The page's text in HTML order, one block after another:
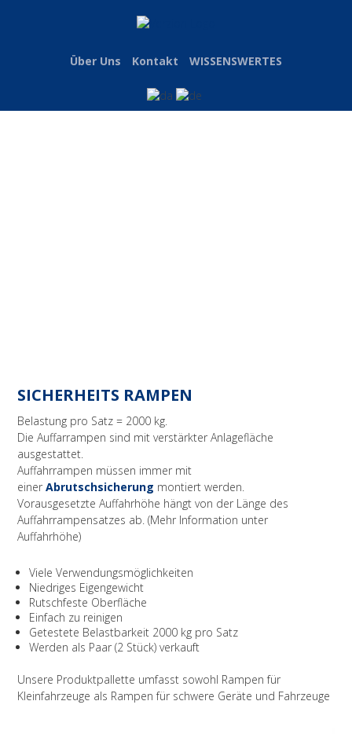
Über Uns Kontakt WISSENSWERTES
SICHERHEITS RAMPEN
Belastung pro Satz = 2000 kg.
Die Auffarrampen sind mit verstärkter Anlagefläche
ausgestattet.
Auffahrrampen müssen immer mit
einerAbrutschsicherung montiert werden.
Vorausgesetzte Auffahrhöhe hängt von der Länge des
Auffahrrampensatzes ab. (Mehr Information unter
Auffahrhöhe)
Viele Verwendungsmöglichkeiten
Niedriges Eigengewicht
Rutschfeste Oberfläche
Einfach zu reinigen
Getestete Belastbarkeit 2000 kg pro Satz
Werden als Paar (2 Stück) verkauft
Unsere Produktpallette umfasst sowohl Rampen für
Kleinfahrzeuge als Rampen für schwere Geräte und Fahrzeuge